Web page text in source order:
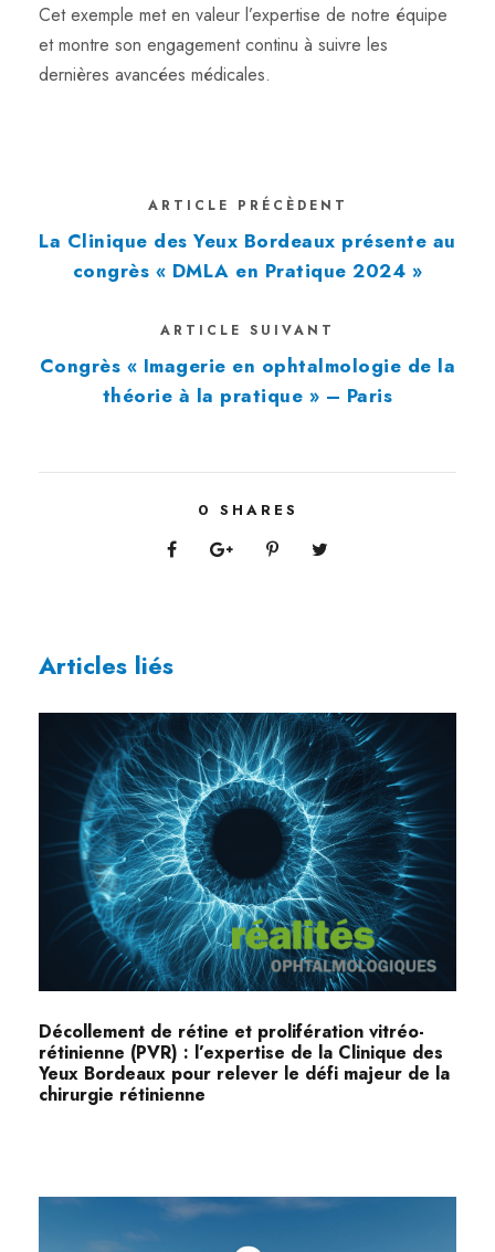
Cet exemple met en valeur l’expertise de notre équipe
et montre son engagement continu à suivre les
dernières avancées médicales.
ARTICLE PRÉCÈDENT
La Clinique des Yeux Bordeaux présente au
congrès « DMLA en Pratique 2024 »
ARTICLE SUIVANT
Congrès « Imagerie en ophtalmologie de la
théorie à la pratique » – Paris
0 SHARES
Articles liés
Décollement de rétine et prolifération vitréo-
rétinienne (PVR) : l’expertise de la Clinique des
Yeux Bordeaux pour relever le défi majeur de la
chirurgie rétinienne